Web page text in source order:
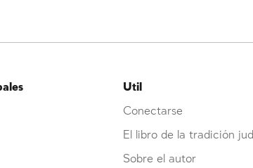
Util
Conectarse
El libro de la tradición
Sobre el autor